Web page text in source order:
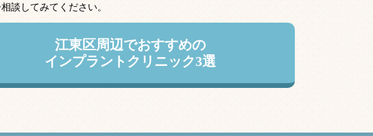
談してみてください。
江東区周辺でおすすめの
インプラントクリニック3選